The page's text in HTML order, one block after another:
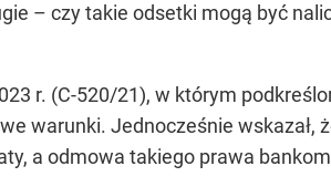
– czy takie odsetki mogą być
r. (C-520/21), w którym
warunki. Jednocześnie wskazał,
a odmowa takiego prawa